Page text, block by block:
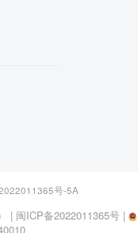
号-5A
| 闽ICP备2022011365号 |